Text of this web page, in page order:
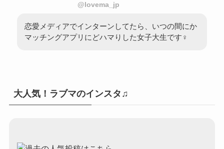
@lovema_jp
恋愛メディアでインターンしてたら、いつの間にか
マッチングアプリにどハマりした女子大生です♀
大人気！ラブマのインスタ♫